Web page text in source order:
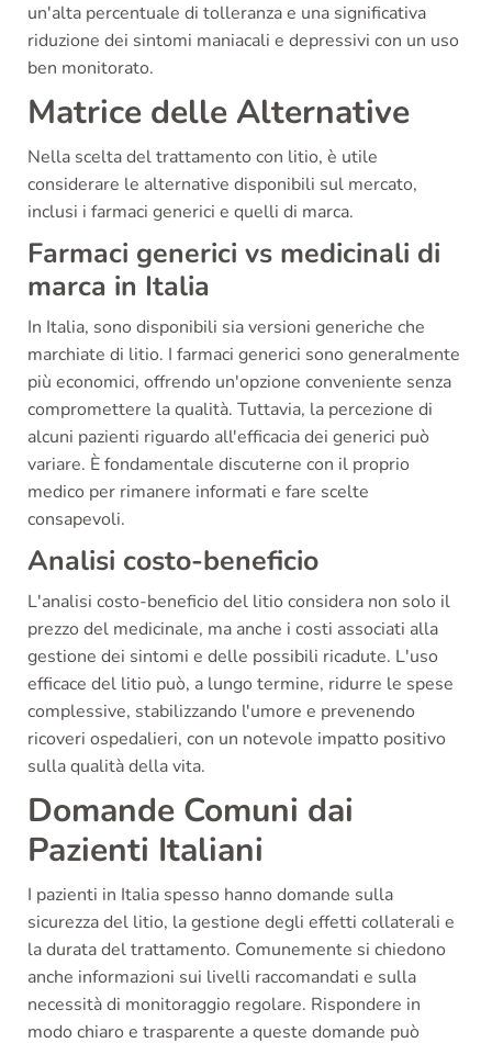
un'alta percentuale di tolleranza e una significativa
riduzione dei sintomi maniacali e depressivi con un uso
ben monitorato.
Matrice delle Alternative
Nella scelta del trattamento con litio, è utile
considerare le alternative disponibili sul mercato,
inclusi i farmaci generici e quelli di marca.
Farmaci generici vs medicinali di
marca in Italia
In Italia, sono disponibili sia versioni generiche che
marchiate di litio. I farmaci generici sono generalmente
più economici, offrendo un'opzione conveniente senza
compromettere la qualità. Tuttavia, la percezione di
alcuni pazienti riguardo all'efficacia dei generici può
variare. È fondamentale discuterne con il proprio
medico per rimanere informati e fare scelte
consapevoli.
Analisi costo-beneficio
L'analisi costo-beneficio del litio considera non solo il
prezzo del medicinale, ma anche i costi associati alla
gestione dei sintomi e delle possibili ricadute. L'uso
efficace del litio può, a lungo termine, ridurre le spese
complessive, stabilizzando l'umore e prevenendo
ricoveri ospedalieri, con un notevole impatto positivo
sulla qualità della vita.
Domande Comuni dai
Pazienti Italiani
I pazienti in Italia spesso hanno domande sulla
sicurezza del litio, la gestione degli effetti collaterali e
la durata del trattamento. Comunemente si chiedono
anche informazioni sui livelli raccomandati e sulla
necessità di monitoraggio regolare. Rispondere in
modo chiaro e trasparente a queste domande può